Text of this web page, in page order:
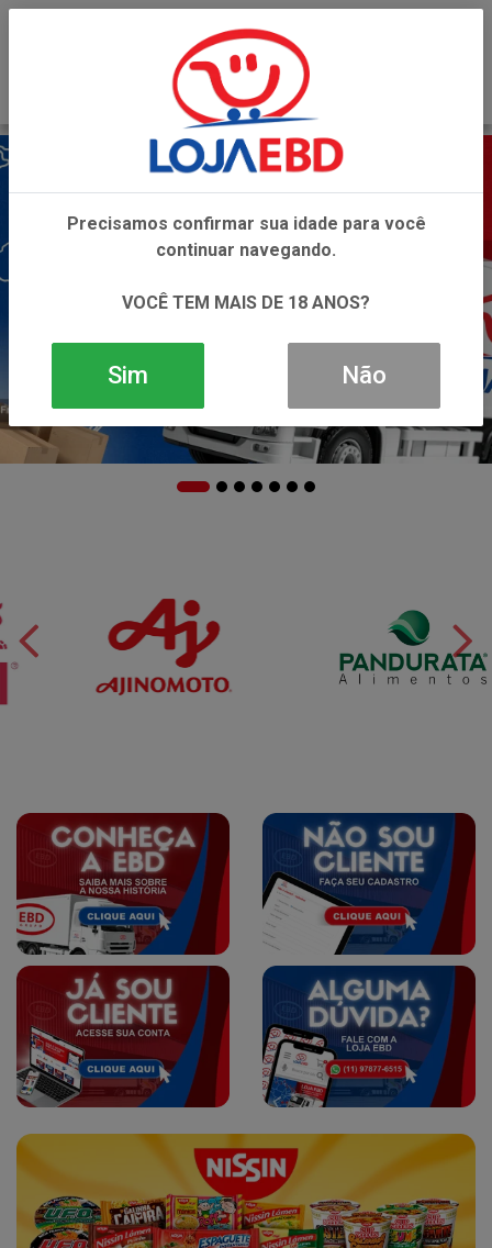
Precisamos confirmar sua idade para você
continuar navegando.
VOCÊ TEM MAIS DE 18 ANOS?
Sim Não